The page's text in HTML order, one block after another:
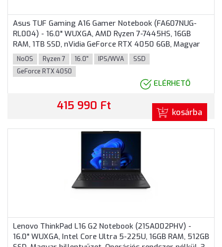
Asus TUF Gaming A16 Gamer Notebook (FA607NUG-
RL004) - 16.0" WUXGA, AMD Ryzen 7-7445HS, 16GB
RAM, 1TB SSD, nVidia GeForce RTX 4050 6GB, Magyar
billentyűzet, Operációs rendszer nélkül, 3 év garancia,
Szürke színben
NoOS Ryzen 7 16.0" IPS/WVA
SSD
GeForce RTX 4050
ELÉRHETŐ
415 990 Ft kosárba
Lenovo ThinkPad L16 G2 Notebook (21SA002PHV) -
16.0" WUXGA, Intel Core Ultra 5-225U, 16GB RAM, 512GB